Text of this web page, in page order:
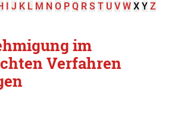
I J K L M N O P Q R S T U V W X Y Z
im
Verfahren